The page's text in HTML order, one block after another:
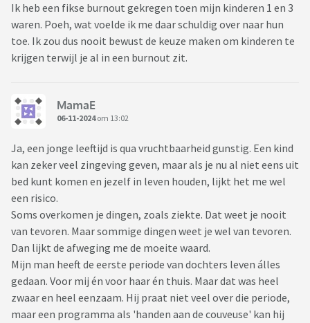
Ik heb een fikse burnout gekregen toen mijn kinderen 1 en 3
waren. Poeh, wat voelde ik me daar schuldig over naar hun
toe. Ik zou dus nooit bewust de keuze maken om kinderen te
krijgen terwijl je al in een burnout zit.
MamaE
06-11-2024om 13:02
Ja, een jonge leeftijd is qua vruchtbaarheid gunstig. Een kind
kan zeker veel zingeving geven, maar als je nu al niet eens uit
bed kunt komen en jezelf in leven houden, lijkt het me wel
een risico.
Soms overkomen je dingen, zoals ziekte. Dat weet je nooit
van tevoren. Maar sommige dingen weet je wel van tevoren.
Dan lijkt de afweging me de moeite waard.
Mijn man heeft de eerste periode van dochters leven álles
gedaan. Voor mij én voor haar én thuis. Maar dat was heel
zwaar en heel eenzaam. Hij praat niet veel over die periode,
maar een programma als 'handen aan de couveuse' kan hij